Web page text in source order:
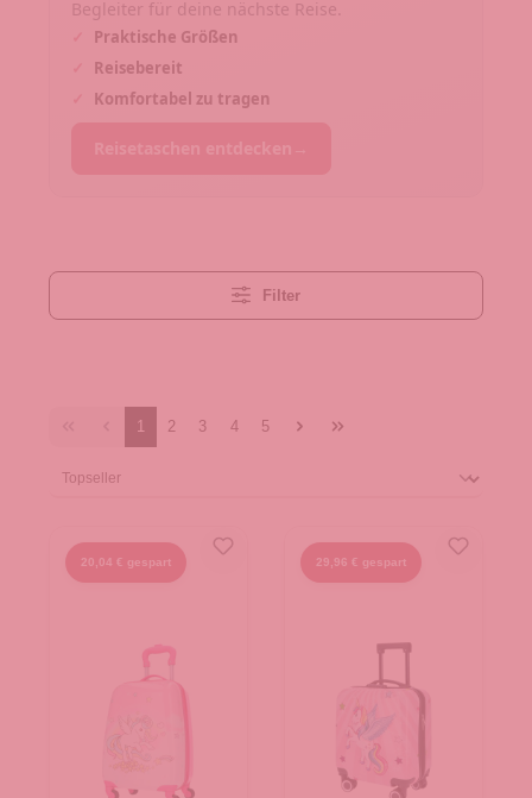
Begleiter für deine nächste Reise.
Praktische Größen
Reisebereit
Komfortabel zu tragen
Filter
1 2 3 4 5
20,04 € gespart 29,96 € gespart